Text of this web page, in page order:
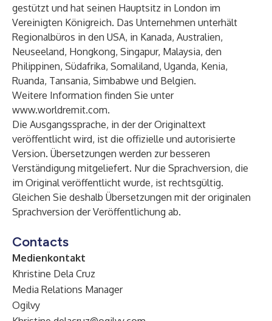
gestützt und hat seinen Hauptsitz in London im
Vereinigten Königreich. Das Unternehmen unterhält
Regionalbüros in den USA, in Kanada, Australien,
Neuseeland, Hongkong, Singapur, Malaysia, den
Philippinen, Südafrika, Somaliland, Uganda, Kenia,
Ruanda, Tansania, Simbabwe und Belgien.
Weitere Information finden Sie unter
www.worldremit.com.
Die Ausgangssprache, in der der Originaltext
veröffentlicht wird, ist die offizielle und autorisierte
Version. Übersetzungen werden zur besseren
Verständigung mitgeliefert. Nur die Sprachversion, die
im Original veröffentlicht wurde, ist rechtsgültig.
Gleichen Sie deshalb Übersetzungen mit der originalen
Sprachversion der Veröffentlichung ab.
Contacts
Medienkontakt
Khristine Dela Cruz
Media Relations Manager
Ogilvy